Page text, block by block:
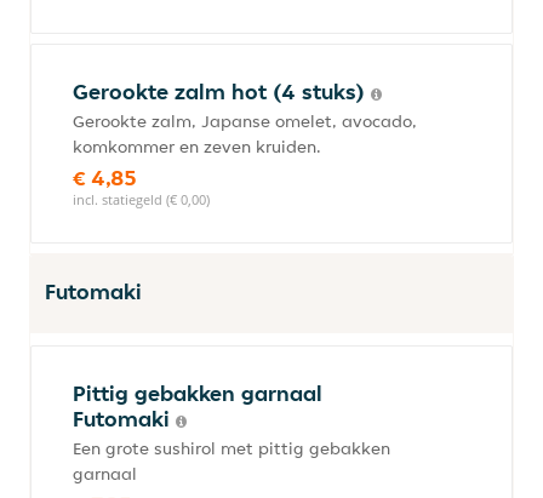
Gerookte zalm hot (4 stuks)
Gerookte zalm, Japanse omelet, avocado,
komkommer en zeven kruiden.
€ 4,85
incl. statiegeld (€ 0,00)
Futomaki
Pittig gebakken garnaal
Futomaki
Een grote sushirol met pittig gebakken
garnaal